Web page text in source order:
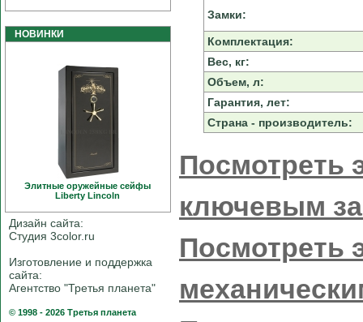
НОВИНКИ
Элитные оружейные сейфы
Liberty Linсoln
Дизайн сайта:
Студия 3color.ru
Изготовление и поддержка
сайта:
Агентство "Третья планета"
© 1998 - 2026 Третья планета
Замки:
Комплектация:
Вес, кг:
Объем, л:
Гарантия, лет:
Страна - производитель:
Посмотреть
ключевым
Посмотреть